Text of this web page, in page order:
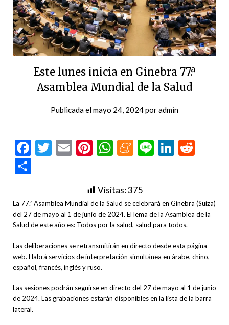
Este lunes inicia en Ginebra 77.ª
Asamblea Mundial de la Salud
Publicada elmayo 24, 2024poradmin
Facebook
Twitter
EmailPinterest
WhatsApp
Meneame
Line
Visitas:375
La 77.ª Asamblea Mundial de la Salud se celebrará en Ginebra (Suiza)
del 27 de mayo al 1 de junio de 2024. El lema de la Asamblea de la
Salud de este año es: Todos por la salud, salud para todos.
Las deliberaciones se retransmitirán en directo desde esta página
web. Habrá servicios de interpretación simultánea en árabe, chino,
español, francés, inglés y ruso.
Las sesiones podrán seguirse en directo del 27 de mayo al 1 de junio
de 2024. Las grabaciones estarán disponibles en la lista de la barra
lateral.